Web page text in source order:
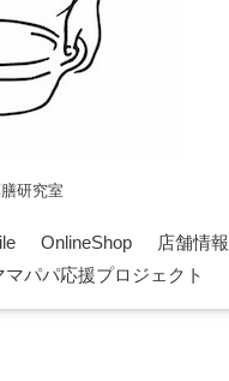
研究室
OnlineShop 店舗情報
マパパ応援プロジェクト